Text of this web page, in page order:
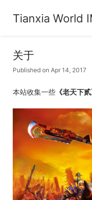
Tianxia World
关于
Published on Apr 14, 2017
本站收集一些 《老天下贰